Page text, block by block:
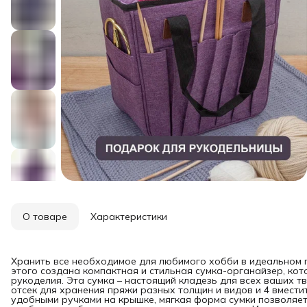
О товаре Характеристики
Хранить все необходимое для любимого хобби в
этого создана компактная и стильная сумка-органайзер,
рукоделия. Эта сумка – настоящий кладезь для всех ваших
отсек для хранения пряжи разных толщин и видов и 4
удобными ручками на крышке, мягкая форма сумки